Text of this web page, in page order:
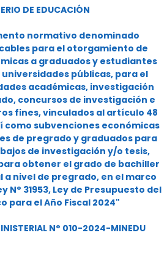
DE EDUCACIÓN
normativo denominado
para el otorgamiento de
a graduados y estudiantes
públicas, para el
académicas, investigación
concursos de investigación e
fines, vinculados al artículo 48
como subvenciones económicas
de pregrado y graduados para
de investigación y/o tesis,
obtener el grado de bachiller
nivel de pregrado, en el marco
N° 31953, Ley de Presupuesto del
para el Año Fiscal 2024"
N° 010-2024-MINEDU